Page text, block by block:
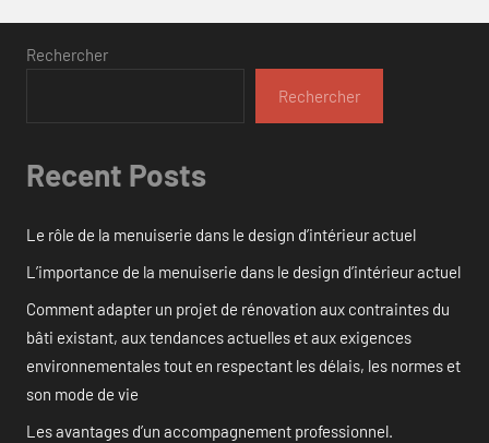
Rechercher
Rechercher
Recent Posts
Le rôle de la menuiserie dans le design d’intérieur actuel
L’importance de la menuiserie dans le design d’intérieur actuel
Comment adapter un projet de rénovation aux contraintes du
bâti existant, aux tendances actuelles et aux exigences
environnementales tout en respectant les délais, les normes et
son mode de vie
Les avantages d’un accompagnement professionnel.